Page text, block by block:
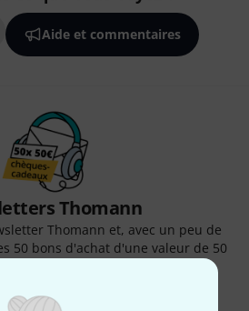
Aide et commentaires
Thomann
Thomann et, avec un peu de
50 bons d'achat d'une valeur de 50
Deals